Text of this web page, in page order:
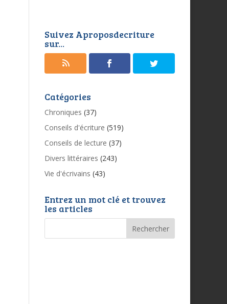
Suivez Aproposdecriture
sur...
Catégories
Chroniques (37)
Conseils d'écriture (519)
Conseils de lecture (37)
Divers littéraires (243)
Vie d'écrivains (43)
Entrez un mot clé et trouvez
les articles